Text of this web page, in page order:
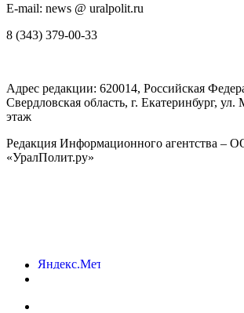
E-mail: news @ uralpolit.ru
8 (343) 379-00-33
Адрес редакции: 620014, Российская
Свердловская область, г. Екатеринбург, ул.
этаж
Редакция Информационного агентства –
«УралПолит.ру»